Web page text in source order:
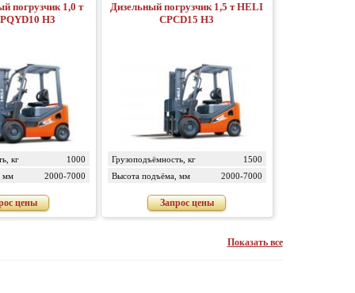
погрузчик 1,0 т
H3
кг
1000
мм
2000-7000
цены
Дизельный погрузчик 1,5 т HELI
CPСD15 H3
Грузоподъёмность, кг
1500
Высота подъёма, мм
2000-7000
Запрос цены
Показать все